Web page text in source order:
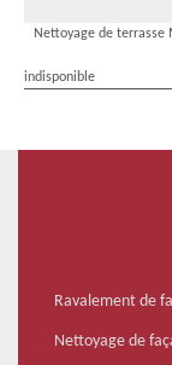
Nettoyage de terrasse
indisponible
Ravalement de
Nettoyage de